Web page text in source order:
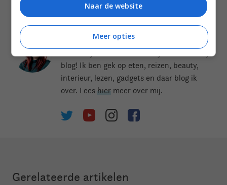
Cynthia Schultz
blog! Ik ben gek op eten, reizen, beauty,
interieur, lezen, gadgets en daar blog ik
over. Lees hier meer over mij.
Gerelateerde artikelen
Naar de website
Meer opties